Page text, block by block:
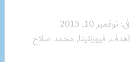
فى: نوفمبر 10, 2015
اهدف, فيورنتينا, محمد صلاح